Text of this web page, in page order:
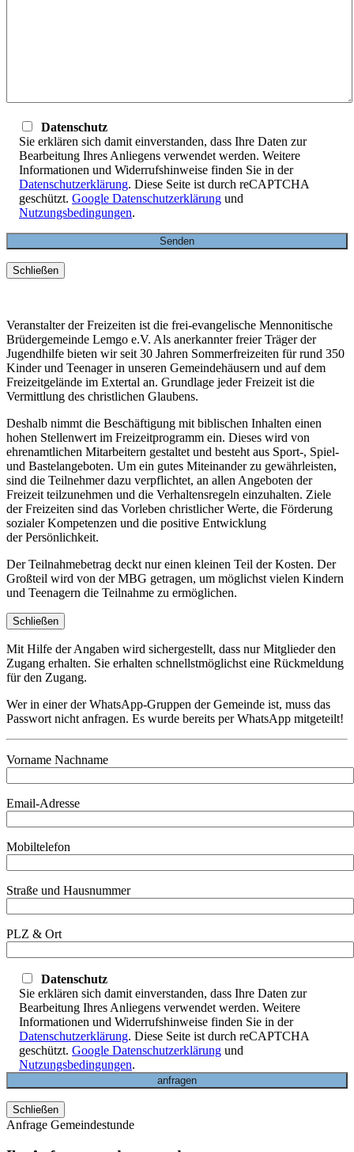
Datenschutz
Sie erklären sich damit einverstanden, dass Ihre Daten zur
Bearbeitung Ihres Anliegens verwendet werden. Weitere
Informationen und Widerrufshinweise finden Sie in der
Datenschutzerklärung. Diese Seite ist durch reCAPTCHA
geschützt. Google Datenschutzerklärung und
Nutzungsbedingungen.
Schließen
Veranstalter der Freizeiten ist die frei-evangelische Mennonitische
Brüdergemeinde Lemgo e.V. Als anerkannter freier Träger der
Jugendhilfe bieten wir seit 30 Jahren Sommerfreizeiten für rund 350
Kinder und Teenager in unseren Gemeindehäusern und auf dem
Freizeitgelände im Extertal an. Grundlage jeder Freizeit ist die
Vermittlung des christlichen Glaubens.
Deshalb nimmt die Beschäftigung mit biblischen Inhalten einen
hohen Stellenwert im Freizeitprogramm ein. Dieses wird von
ehrenamtlichen Mitarbeitern gestaltet und besteht aus Sport-, Spiel-
und Bastelangeboten. Um ein gutes Miteinander zu gewährleisten,
sind die Teilnehmer dazu verpflichtet, an allen Angeboten der
Freizeit teilzunehmen und die Verhaltensregeln einzuhalten. Ziele
der Freizeiten sind das Vorleben christlicher Werte, die Förderung
sozialer Kompetenzen und die positive Entwicklung
der Persönlichkeit.
Der Teilnahmebetrag deckt nur einen kleinen Teil der Kosten. Der
Großteil wird von der MBG getragen, um möglichst vielen Kindern
und Teenagern die Teilnahme zu ermöglichen.
Schließen
Mit Hilfe der Angaben wird sichergestellt, dass nur Mitglieder den
Zugang erhalten. Sie erhalten schnellstmöglichst eine Rückmeldung
für den Zugang.
Wer in einer der WhatsApp-Gruppen der Gemeinde ist, muss das
Passwort nicht anfragen. Es wurde bereits per WhatsApp mitgeteilt!
Vorname Nachname
Email-Adresse
Mobiltelefon
Straße und Hausnummer
PLZ & Ort
Datenschutz
Sie erklären sich damit einverstanden, dass Ihre Daten zur
Bearbeitung Ihres Anliegens verwendet werden. Weitere
Informationen und Widerrufshinweise finden Sie in der
Datenschutzerklärung. Diese Seite ist durch reCAPTCHA
geschützt. Google Datenschutzerklärung und
Nutzungsbedingungen.
Schließen
Anfrage Gemeindestunde